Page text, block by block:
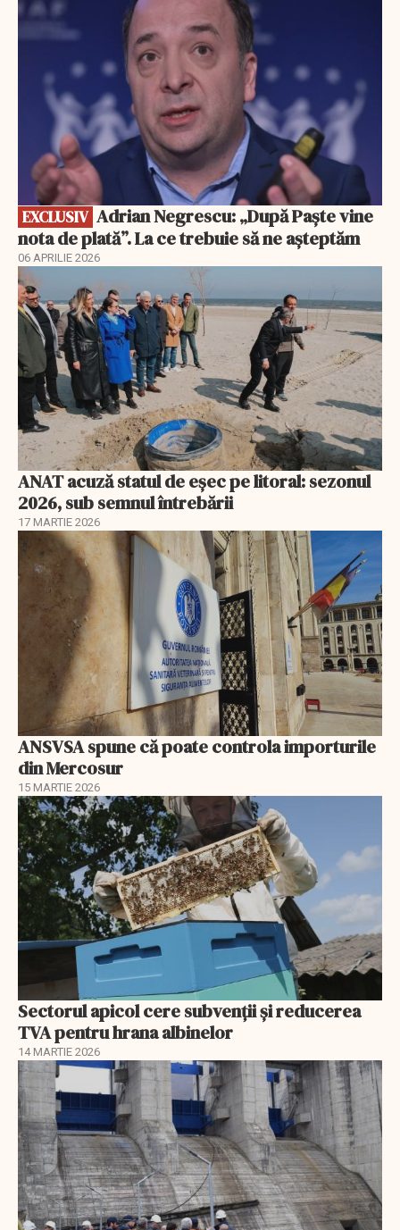
EXCLUSIV
nota de plată”. La ce trebuie să ne așteptăm
06 APRILIE 2026
ANAT acuză statul de eșec pe litoral: sezonul
2026, sub semnul întrebării
17 MARTIE 2026
ANSVSA spune că poate controla importurile
din Mercosur
15 MARTIE 2026
Sectorul apicol cere subvenții și reducerea
TVA pentru hrana albinelor
14 MARTIE 2026
EXCLUSIV